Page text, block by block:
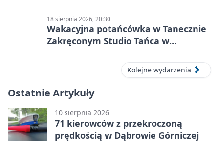
18 sierpnia 2026, 20:30
Wakacyjna potańcówka w Tanecznie
Zakręconym Studio Tańca w
Kolejne wydarzenia
Ostatnie Artykuły
10 sierpnia 2026
71 kierowców z przekroczoną
prędkością w Dąbrowie Górniczej